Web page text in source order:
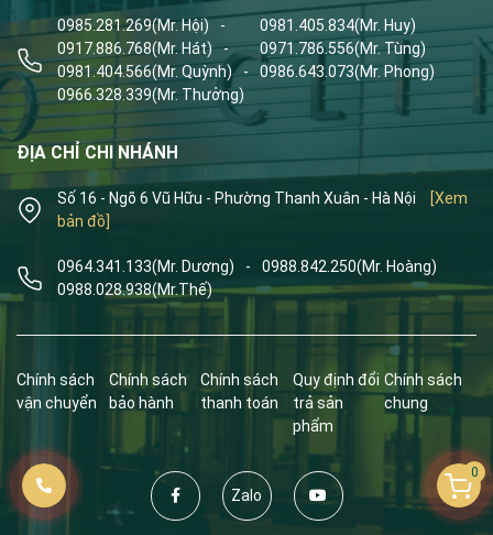
0985.281.269(Mr. Hội) - 0981.405.834(Mr. Huy)
0917.886.768(Mr. Hát) - 0971.786.556(Mr. Tùng)
0981.404.566(Mr. Quỳnh) - 0986.643.073(Mr. Phong)
0966.328.339(Mr. Thưởng)
ĐỊA CHỈ CHI NHÁNH
Số 16 - Ngõ 6 Vũ Hữu - Phường Thanh Xuân - Hà Nội
[Xem
bản đồ]
0964.341.133(Mr. Dương) - 0988.842.250(Mr. Hoàng)
0988.028.938(Mr.Thế)
Chính sách
vận chuyển
Chính sách
bảo hành
Chính sách
thanh toán
Quy định đổi
trả sản
phẩm
Chính sách
chung
Zalo
0